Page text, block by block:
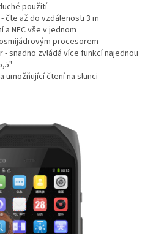
použití
- čte až do vzdálenosti 3 m
a NFC vše v jednom
procesorem
- snadno zvládá více funkcí najednou
umožňující čtení na slunci